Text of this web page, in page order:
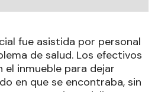
fue asistida por personal